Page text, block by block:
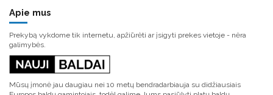
Apie mus
Prekybą vykdome tik internetu, apžiūrėti ar įsigyti prekes vietoje - nėra
galimybės.
Mūsų įmonė jau daugiau nei 10 metų bendradarbiauja su didžiausiais